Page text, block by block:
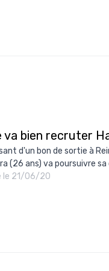
va bien recruter
d'un bon de sortie à
(26 ans) va poursuivre sa
le 21/06/20